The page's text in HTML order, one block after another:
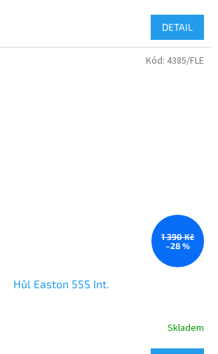
DETAIL
1 390 Kč
–28 %
Hůl Easton 55S Int.
Skladem
Kód: 4385/FLE